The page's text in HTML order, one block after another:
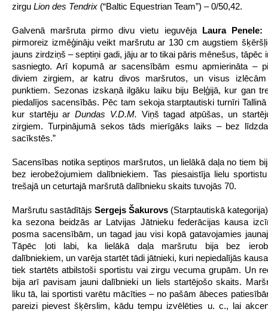
zirgu Lion des Tendrix (“Baltic Equestrian Team”) – 0/50,42.
Galvenā maršruta pirmo divu vietu ieguvēja Laura Penele:
pirmoreiz izmēģināju veikt maršrutu ar 130 cm augstiem
jauns zirdziņš – septiņi gadi, jāju ar to tikai pāris mēnešus, tāpēc
sasniegto. Arī kopumā ar sacensībām esmu apmierināta –
diviem zirgiem, ar katru divos maršrutos, un visus
punktiem. Sezonas izskaņā ilgāku laiku biju Beļģijā, kur gan
piedalījos sacensībās. Pēc tam sekoja starptautiski turnīri
kur startēju arDundas V.D.M. Viņš tagad atpūšas, un
zirgiem. Turpinājumā sekos tāds mierīgāks laiks – bez
sacīkstēs.”
Sacensības notika septiņos maršrutos, un lielākā daļa no tiem
bez ierobežojumiem dalībniekiem. Tas piesaistīja lielu
trešajā un ceturtajā maršrutā dalībnieku skaits tuvojās 70.
Maršrutu sastādītājs Sergejs Šakurovs (Starptautiskā
ka sezona beidzās ar Latvijas Jātnieku federācijas kausa
posma sacensībām, un tagad jau visi kopā gatavojamies
Tāpēc ļoti labi, ka lielākā daļa maršrutu bija bez
dalībniekiem, un varēja startēt tādi jātnieki, kuri nepiedalījās
tiek startēts atbilstoši sportistu vai zirgu vecuma grupām. Un
bija arī pavisam jauni dalībnieki un liels startējošo skaits.
liku tā, lai sportisti varētu mācīties – no pašām ābeces
pareizi pievest šķērslim, kādu tempu izvēlēties u. c., lai